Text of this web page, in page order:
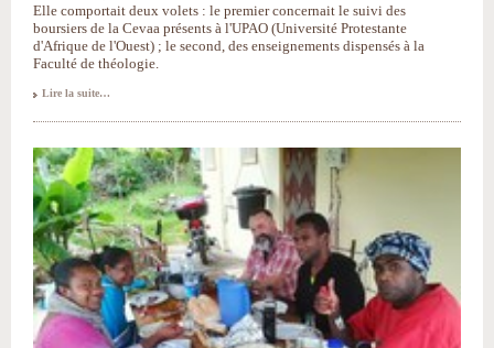
Elle comportait deux volets : le premier concernait le suivi des
boursiers de la Cevaa présents à l'UPAO (Université Protestante
d'Afrique de l'Ouest) ; le second, des enseignements dispensés à la
Faculté de théologie.
Bénin
à
l'UPAO
-
Lire la suite…